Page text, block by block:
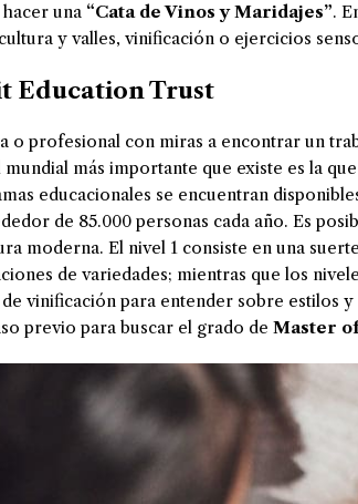
una “Cata de Vinos y Maridajes”.
y valles, vinificación o ejercicios
Education Trust
o profesional con miras a encontrar un
más importante que existe es la
educacionales se encuentran
de 85.000 personas cada año. Es
moderna. El nivel 1 consiste en una
de variedades; mientras que los
vinificación para entender sobre estilos
previo para buscar el grado de Master